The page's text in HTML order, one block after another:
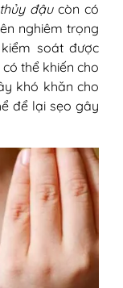
đậucòn có
nghiêm trọng
soát được
thể khiến cho
khó khăn cho
để lại sẹo gây